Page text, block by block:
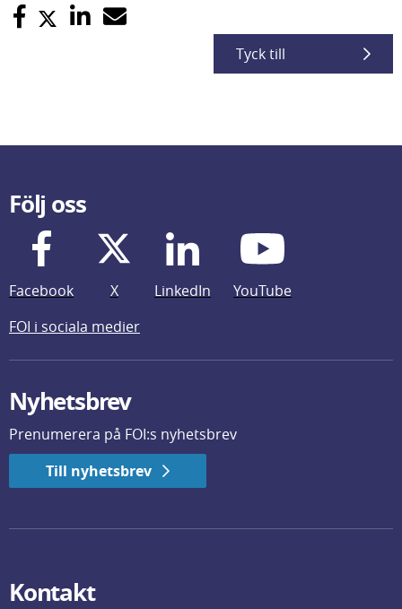
Tyck till
Följ oss
Facebook X LinkedIn
YouTube
FOI i sociala medier
Nyhetsbrev
Prenumerera på FOI:s nyhetsbrev
Till nyhetsbrev
Kontakt